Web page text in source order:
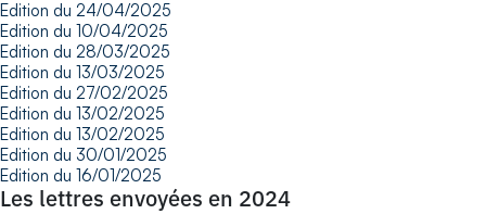
Edition du 24/04/2025
Edition du 10/04/2025
Edition du 28/03/2025
Edition du 13/03/2025
Edition du 27/02/2025
Edition du 13/02/2025
Edition du 13/02/2025
Edition du 30/01/2025
Edition du 16/01/2025
Les lettres envoyées en 2024